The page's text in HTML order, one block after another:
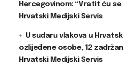
Hercegovinom: “Vratit ću
Hrvatski Medijski Servis
U sudaru vlakova u
ozlijeđene osobe, 12
Hrvatski Medijski Servis